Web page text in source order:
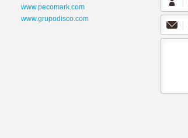
www.pecomark.com
www.grupodisco.com